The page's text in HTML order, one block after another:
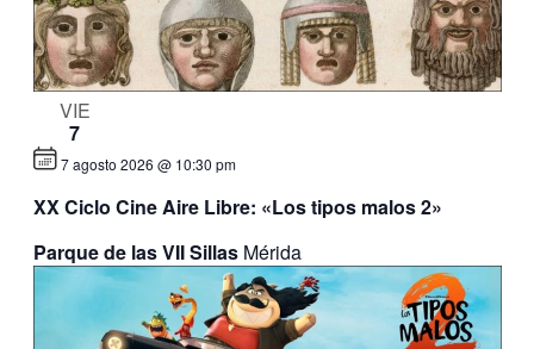
VIE
7
XX Ciclo Cine Aire Libre: «Los tipos malos 2»
7 agosto 2026 @ 10:30 pm
Parque de las VII Sillas Mérida